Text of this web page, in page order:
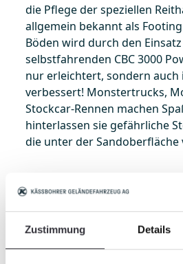
Zustimmung Details
die Pflege der speziellen
allgemein bekannt als
Böden wird durch den
selbstfahrenden CBC 3000
nur erleichtert, sondern auch
verbessert! Monstertrucks,
Stockcar-Rennen machen
hinterlassen sie gefährliche
die unter der Sandoberfläche
Die gefährlichen
Pferde- und/oder
der Reitanlage entfernt
Verletzungen der Tiere zu